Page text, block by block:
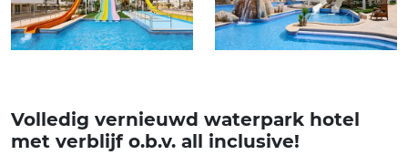
Volledig vernieuwd waterpark hotel
met verblijf o.b.v. all inclusive!